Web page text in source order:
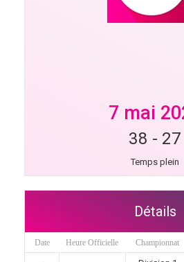
7 mai
38 - 27
Temps plein
Détails
Date Heure Officielle Championnat